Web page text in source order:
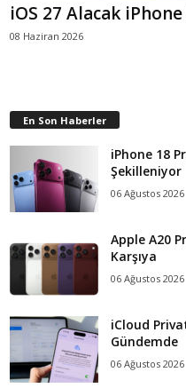
iOS 27 Alacak
08 Haziran 2026
En Son Haberler
iPhone 18
Şekilleniyor
06 Ağustos 2026
Apple A20
Karşıya
06 Ağustos 2026
iCloud
Gündemde
06 Ağustos 2026